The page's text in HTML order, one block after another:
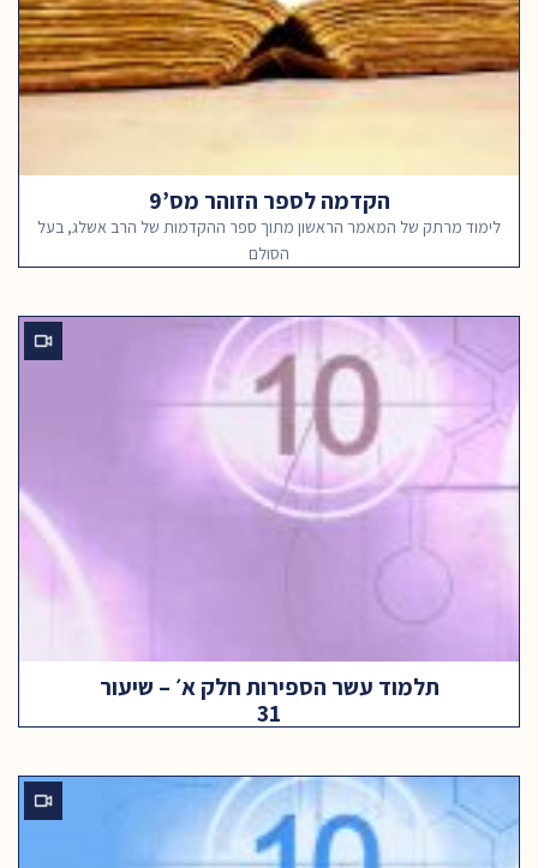
הקדמה לספר הזוהר מס’9
לימוד מרתק של המאמר הראשון מתוך ספר ההקדמות של הרב אשלג, בעל
הסולם
תלמוד עשר הספירות חלק א׳ – שיעור
31